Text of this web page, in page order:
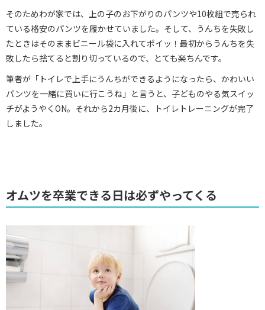
そのためわが家では、上の子のお下がりのパンツや10枚組で売られ
ている格安のパンツを履かせていました。そして、うんちを失敗し
たときはそのままビニール袋に入れてポイッ！最初からうんちを失
敗したら捨てると割り切っているので、とても楽ちんです。
筆者が「トイレで上手にうんちができるようになったら、かわいい
パンツを一緒に買いに行こうね」と言うと、子どものやる気スイッ
チがようやくON。それから2カ月後に、トイレトレーニングが完了
しました。
オムツを卒業できる日は必ずやってくる